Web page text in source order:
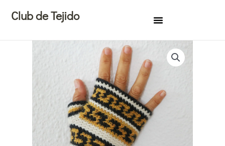
contenido
Club de Tejido